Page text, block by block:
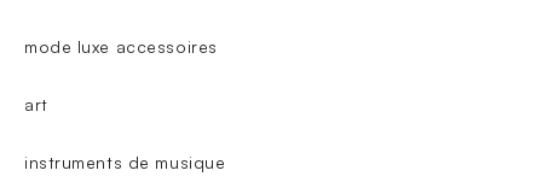
mode luxe accessoires
art
instruments de musique